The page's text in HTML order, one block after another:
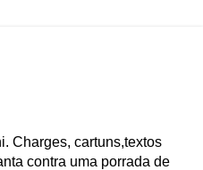
Charges, cartuns,textos
contra uma porrada de